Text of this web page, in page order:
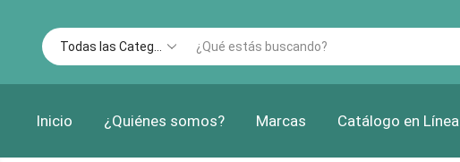
Inicio ¿Quiénes somos? Marcas Catálogo en Línea